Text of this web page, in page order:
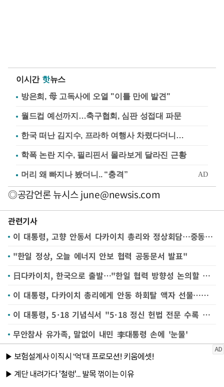
이시간 핫뉴스
방은희, 母 고독사에 오열 "이틀 만에 발견"
월드컵 예선까지…축구협회, 심판 성접대 파문
한국 떠난 김지수, 프라하 여행사 차렸다더니…
학폭 논란 지수, 필리핀서 몰라보게 달라진 근황
◎공감언론 뉴시스june@newsis.com
관련기사
이 대통령, 고향 안동서 다카이치 총리와 정상회담…중동 상황 등 글로벌 현안도 논의
"한일 정상, 오늘 에너지 안보 협력 공동문서 발표"
日다카이치, 한국으로 출발…"한일 협력 방향성 논의할 것"(종합)
이 대통령, 다카이치 총리에게 안동 하회탈 액자 선물…조선통신사 세트도
이 대통령, 5·18 기념식서 "5·18 정신 헌법 전문 수록 최선"…무안공항 참사현장 방문도(종합2보)
무안참사 유가족, 말없이 내민 李대통령 손에 '눈물'